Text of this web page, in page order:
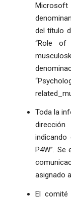
del título
“Role of
Toda la
indicando
P4W”.
asignado
El comité